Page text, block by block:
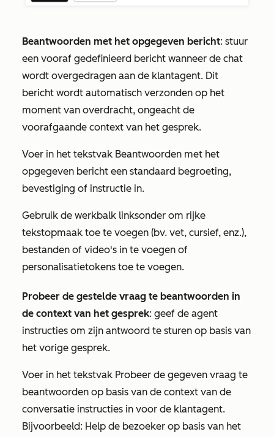
Beantwoorden met het opgegeven bericht: stuur
een vooraf gedefinieerd bericht wanneer de chat
wordt overgedragen aan de klantagent. Dit
bericht wordt automatisch verzonden op het
moment van overdracht, ongeacht de
voorafgaande context van het gesprek.
Voer in het tekstvak Beantwoorden met het
opgegeven bericht een standaard begroeting,
bevestiging of instructie in.
Gebruik de werkbalk linksonder om rijke
tekstopmaak toe te voegen (bv. vet, cursief, enz.),
bestanden of video's in te voegen of
personalisatietokens toe te voegen.
Probeer de gestelde vraag te beantwoorden in
de context van het gesprek: geef de agent
instructies om zijn antwoord te sturen op basis van
het vorige gesprek.
Voer in het tekstvak Probeer de gegeven vraag te
beantwoorden op basis van de context van de
conversatie instructies in voor de klantagent.
Bijvoorbeeld: Help de bezoeker op basis van het